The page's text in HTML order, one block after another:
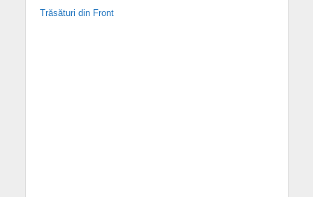
Trăsături din Front